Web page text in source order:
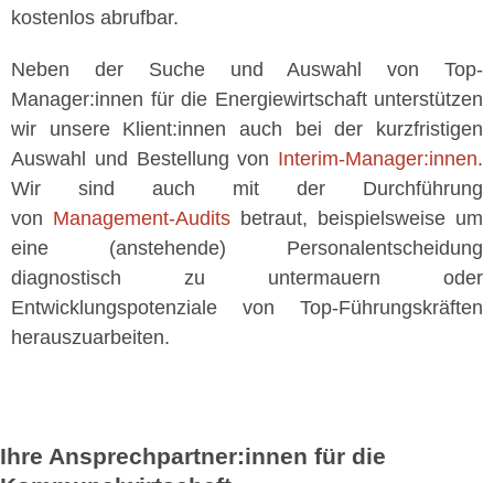
kostenlos abrufbar.
Neben der Suche und Auswahl von Top-
Manager:innen für die Energiewirtschaftunterstützen
wir unsere Klient:innen auch bei der kurzfristigen
Auswahl und Bestellung von Interim-Manager:innen.
Wir sind auch mit der Durchführung
von Management-Audits betraut, beispielsweise um
eine (anstehende) Personalentscheidung
diagnostisch zu untermauern oder
Entwicklungspotenziale von Top-Führungskräften
herauszuarbeiten.
Ihre Ansprechpartner:innen für die